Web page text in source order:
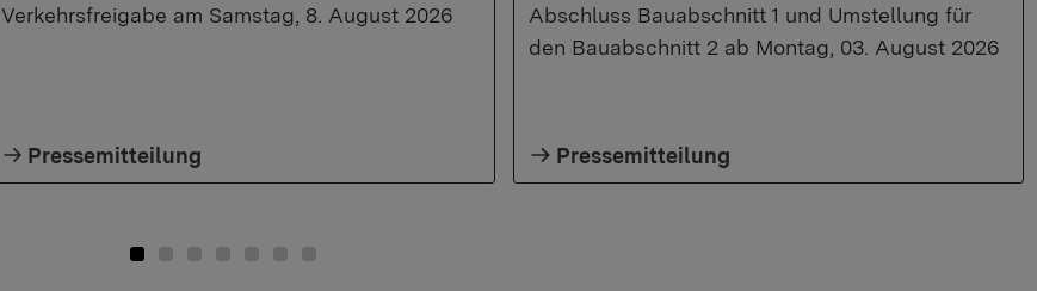
Verkehrsfreigabe am Samstag, 8. August 2026
Pressemitteilung
Abschluss Bauabschnitt 1 und Umstellung für
den Bauabschnitt 2 ab Montag, 03. August 2026
Pressemitteilung